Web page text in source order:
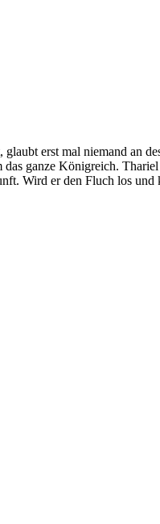
erst mal niemand an
das ganze Königreich.
Wird er den Fluch los und